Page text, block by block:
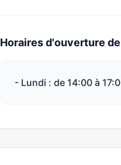
Horaires d'ouverture
- Lundi : de 14:00 à